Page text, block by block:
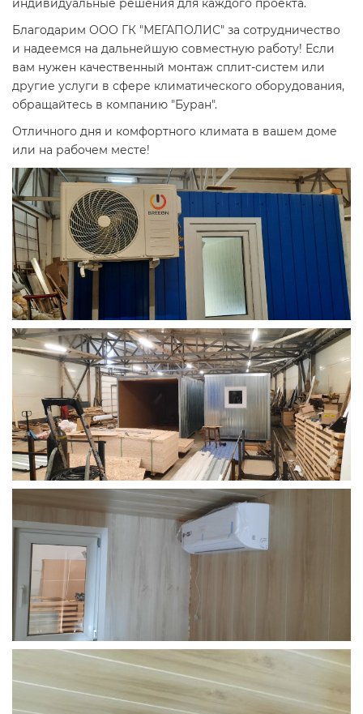
индивидуальные решения для каждого проекта.
Благодарим ООО ГК "МЕГАПОЛИС" за сотрудничество
и надеемся на дальнейшую совместную работу! Если
вам нужен качественный монтаж сплит-систем или
другие услуги в сфере климатического оборудования,
обращайтесь в компанию "Буран".
Отличного дня и комфортного климата в вашем доме
или на рабочем месте!